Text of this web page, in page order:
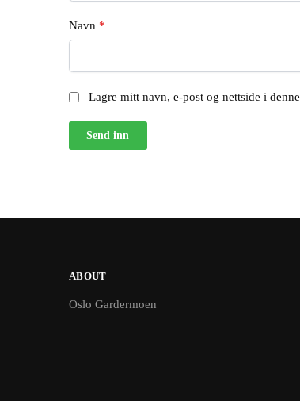
Navn *
Lagre mitt navn, e-post og nettside i
ABOUT
Oslo Gardermoen